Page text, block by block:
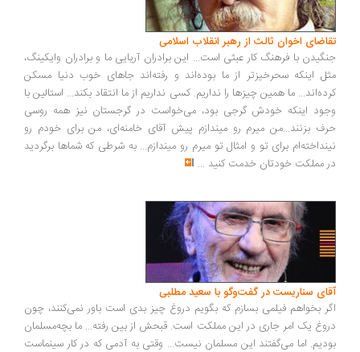
اخوان ثالث از رهبر انقلاب اسلامی
با فرهنگ کار عبثی است... این برادران آریایی ما و برادران وایکینگ،
اینکه سحرخیزتر از ما بوده‌اند و رفته‌اند جاهای خوب دنیا مسکن
ما همین چیزها را نداریم. کسی نداریم از ما انتقاد بکند... استالین با
اینکه خودش گرجی بود، می‌خواست در گرجستان نیز همه روسی
بزنند...من میرم رو میندازم پیش آقای خامنه‌ای، من برای خودم رو
برای تو و امثال تو میرم رو میندازم... به شرطی که شماها برگردید
مملکت خودتان خدمت کنید...
سناریست در گفت‌وگو با سعید مطلبی
بخواهم فیلمی بسازم که بگویم دروغ چیز بدی است باور نمی‌کنند، چون
یک امر جاری در این مملکت است. قبحش از بین رفته... ما بچه‌مسلمان
اما می‌گفتند این مسلمان نیست... وقتی به آدمی که در کار سینماست